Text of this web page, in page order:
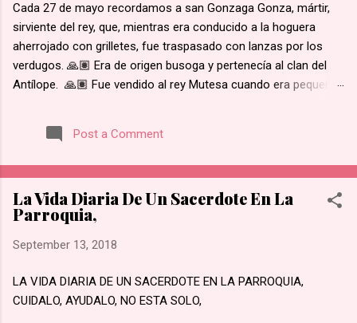
Cada 27 de mayo recordamos a san Gonzaga Gonza, mártir,
sirviente del rey, que, mientras era conducido a la hoguera
aherrojado con grilletes, fue traspasado con lanzas por los
verdugos. 🙏🏽 Era de origen busoga y pertenecía al clan del
Antílope. 🙏🏽 Fue vendido al rey Mutesa cuando era pequeño,
custodia de los prisioneros. 🙏🏽 Recibió instrucción religiosa
de los Padres Blancos. 🙏🏽 Recibió el bautismo al día
Cuando el rey de Burgunda, hoy Uganda, le ordenó retractarse
de su fe, rehusó. Junto con otros mártires se le condujo en
una marcha hacia la aldea de Namugongo, a unos 60 kms de
su hogar. 🙏🏽 Según la costumbre, se ejecutaba a un
por el mal estado en que se encontraba. 🙏🏽 Murió en
Lubawo, fue alanceado y decapitado y sus restos dejados al
Post a Comment
La Vida Diaria De Un Sacerdote En La
Parroquia,
September 13, 2018
LA VIDA DIARIA DE UN SACERDOTE EN LA PARROQUIA,
CUIDALO, AYUDALO, NO ESTA SOLO,